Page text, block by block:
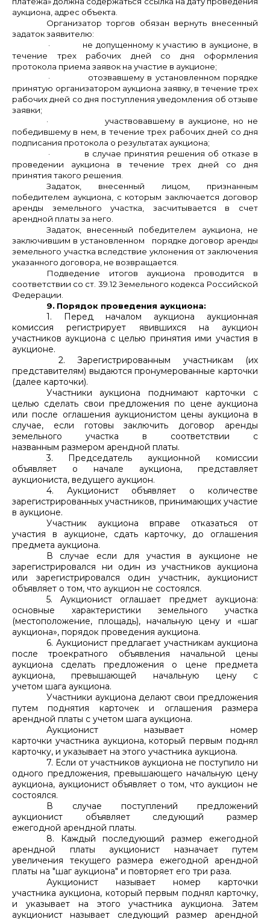
аукциона, адрес объекта.
Организатор торгов обязан вернуть внесенный
задаток заявителю:
·
не допущенному к участию в аукционе, в
течение трех рабочих дней со дня оформления
протокола приема заявок на участие в аукционе;
·
отозвавшему в установленном порядке
принятую организатором аукциона заявку, в течение трех
рабочих дней со дня поступления уведомления об отзыве
заявки;
·
участвовавшему в аукционе, но не
победившему в нем, в течение трех рабочих дней со дня
подписания протокола о результатах аукциона;
·
в случае принятия решения об отказе в
проведении аукциона в течение трех дней со дня
принятия такого решения.
Задаток, внесенный лицом, признанным
победителем аукциона, с которым заключается договор
аренды земельного участка, засчитывается в счет
арендной платы за него.
Задаток, внесенный победителем аукциона, не
заключившим в установленном порядке договор аренды
земельного участка вследствие уклонения от заключения
указанного договора, не возвращается.
Подведение итогов аукциона проводится в
соответствии со ст. 39.12 Земельного кодекса Российской
Федерации.
9. Порядок проведения аукциона:
1. Перед началом аукциона аукционная
комиссия регистрирует явившихся на аукцион
участников аукциона с целью принятия ими участия в
аукционе.
2. Зарегистрированным участникам (их
представителям) выдаются пронумерованные карточки
(далее карточки).
Участники аукциона поднимают карточки с
целью сделать свои предложения по цене аукциона
или после оглашения аукционистом цены аукциона в
случае, если готовы заключить договор аренды
земельного участка в соответствии с
названным размером арендной платы.
3. Председатель аукционной комиссии
объявляет о начале аукциона, представляет
аукциониста, ведущего аукцион.
4. Аукционист объявляет о количестве
зарегистрированных участников, принимающих участие
в аукционе.
Участник аукциона вправе отказаться от
участия в аукционе, сдать карточку, до оглашения
предмета аукциона.
В случае если для участия в аукционе не
зарегистрировался ни один из участников аукциона
или зарегистрировался один участник, аукционист
объявляет о том, что аукцион не состоялся.
5. Аукционист оглашает предмет аукциона:
основные характеристики земельного участка
(местоположение, площадь), начальную цену и «шаг
аукциона», порядок проведения аукциона.
6. Аукционист предлагает участникам аукциона
после троекратного объявления начальной цены
аукциона сделать предложения о цене предмета
аукциона, превышающей начальную цену с
учетом шага аукциона.
Участники аукциона делают свои предложения
путем поднятия карточек и оглашения размера
арендной платы с учетом шага аукциона.
Аукционист называет номер
карточки участника аукциона, который первым поднял
карточку, и указывает на этого участника аукциона.
7. Если от участников аукциона не поступило ни
одного предложения, превышающего начальную цену
аукциона, аукционист объявляет о том, что аукцион не
состоялся.
В случае поступлений предложений
аукционист объявляет следующий размер
ежегодной арендной платы.
8. Каждый последующий размер ежегодной
арендной платы аукционист назначает путем
увеличения текущего размера ежегодной арендной
платы на "шаг аукциона" и повторяет его три раза.
Аукционист называет номер карточки
участника аукциона, который первым поднял карточку,
и указывает на этого участника аукциона. Затем
аукционист называет следующий размер арендной